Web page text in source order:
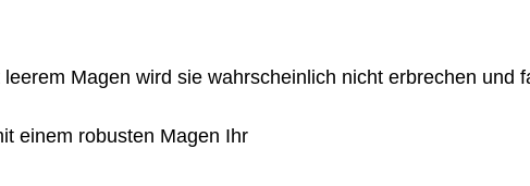
Magen wird sie wahrscheinlich nicht erbrechen und
einem robusten Magen Ihr